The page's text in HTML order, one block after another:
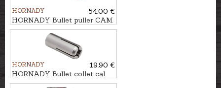
HORNADY
54.00 €
HORNADY Bullet puller CAM
LOCK
HORNADY
19.90 €
HORNADY Bullet collet cal.
.284 #6